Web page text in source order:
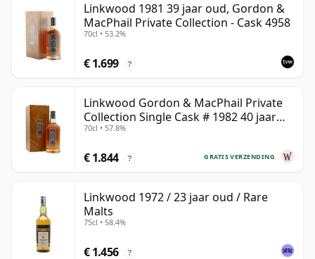
Linkwood 1981 39 jaar oud, Gordon &
MacPhail Private Collection - Cask 4958
70cl • 53.2%
€ 1.699 ?
Linkwood Gordon & MacPhail Private
Collection Single Cask # 1982 40 jaar
oud
70cl • 57.8%
GRATIS VERZENDING
€ 1.844 ?
Linkwood 1972 / 23 jaar oud / Rare
Malts
75cl • 58.4%
€ 1.456 ?